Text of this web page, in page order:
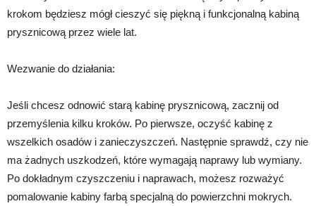
krokom będziesz mógł cieszyć się piękną i funkcjonalną kabiną
prysznicową przez wiele lat.
Wezwanie do działania:
Jeśli chcesz odnowić starą kabinę prysznicową, zacznij od
przemyślenia kilku kroków. Po pierwsze, oczyść kabinę z
wszelkich osadów i zanieczyszczeń. Następnie sprawdź, czy nie
ma żadnych uszkodzeń, które wymagają naprawy lub wymiany.
Po dokładnym czyszczeniu i naprawach, możesz rozważyć
pomalowanie kabiny farbą specjalną do powierzchni mokrych.